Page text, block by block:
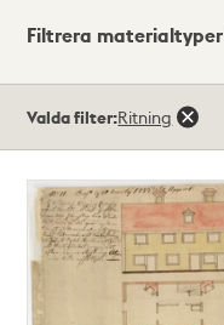
Visningsläge
Filtrera materialtyper
träffar
Valda filter:Ritning